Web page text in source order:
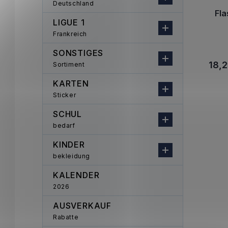
Deutschland
LIGUE 1
Frankreich
SONSTIGES
Sortiment
KARTEN
Sticker
SCHUL
bedarf
KINDER
bekleidung
KALENDER
2026
AUSVERKAUF
Rabatte